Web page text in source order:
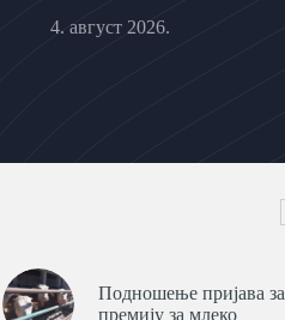
4. август 2026.
Подношење пријава за
премију за млеко